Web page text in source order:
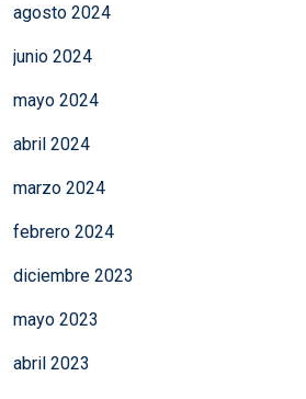
agosto 2024
junio 2024
mayo 2024
abril 2024
marzo 2024
febrero 2024
diciembre 2023
mayo 2023
abril 2023